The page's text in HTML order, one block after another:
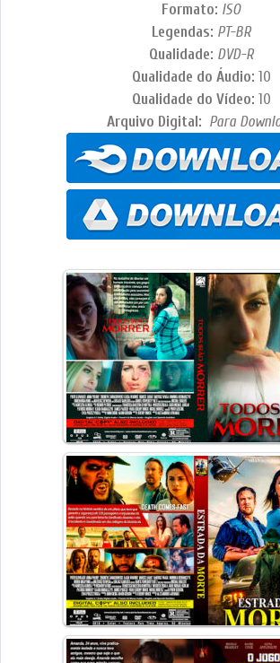
Formato: ISO
Legendas: PT-BR
Qualidade: DVD-R
Qualidade do Áudio: 10
Qualidade do Vídeo: 10
Arquivo Digital: Para